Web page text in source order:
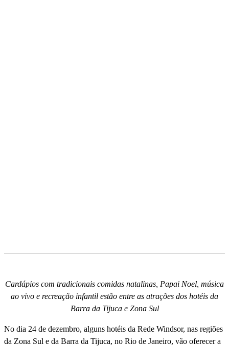
Cardápios com tradicionais comidas natalinas, Papai Noel, música
ao vivo e recreação infantil estão entre as atrações dos hotéis da
Barra da Tijuca e Zona Sul
No dia 24 de dezembro, alguns hotéis da Rede Windsor, nas regiões
da Zona Sul e da Barra da Tijuca, no Rio de Janeiro, vão oferecer a